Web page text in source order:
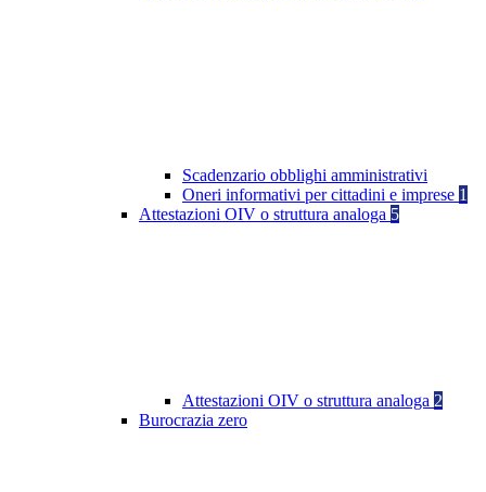
Scadenzario obblighi amministrativi
Oneri informativi per cittadini e imprese 1
Attestazioni OIV o struttura analoga 5
Attestazioni OIV o struttura analoga 2
Burocrazia zero